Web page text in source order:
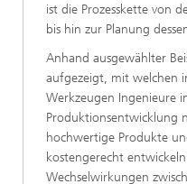
ist die Prozesskette von
bis hin zur Planung
Anhand ausgewählter
aufgezeigt, mit welchen
Werkzeugen Ingenieure
Produktionsentwicklung
hochwertige Produkte
kostengerecht
Wechselwirkungen